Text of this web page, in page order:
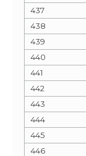
437
438
439
440
441
442
443
444
445
446